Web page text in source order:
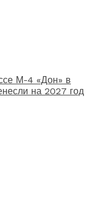
М-4 «Дон» в
на 2027 год